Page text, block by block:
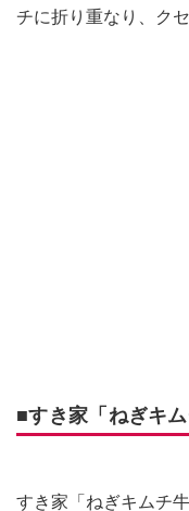
チに折り重なり、ク
■すき家「ねぎキ
すき家「ねぎキムチ